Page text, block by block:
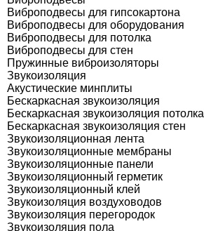
Виброподвесы для гипсокартона
Виброподвесы для оборудования
Виброподвесы для потолка
Виброподвесы для стен
Пружинные виброизоляторы
Звукоизоляция
Акустические минплиты
Бескаркасная звукоизоляция
Бескаркасная звукоизоляция потолка
Бескаркасная звукоизоляция стен
Звукоизоляционная лента
Звукоизоляционные мембраны
Звукоизоляционные панели
Звукоизоляционный герметик
Звукоизоляционный клей
Звукоизоляция воздуховодов
Звукоизоляция перегородок
Звукоизоляция пола